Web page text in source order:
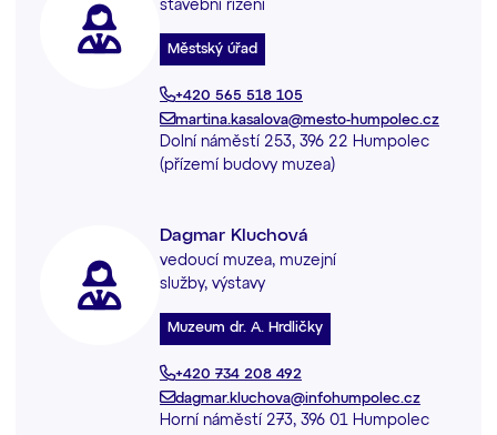
stavební řízení
Městský úřad
+420 565 518 105
martina.kasalova@mesto-humpolec.cz
Dolní náměstí 253, 396 22 Humpolec
(přízemí budovy muzea)
Dagmar Kluchová
vedoucí muzea, muzejní
služby, výstavy
Muzeum dr. A. Hrdličky
+420 734 208 492
dagmar.kluchova@infohumpolec.cz
Horní náměstí 273, 396 01 Humpolec